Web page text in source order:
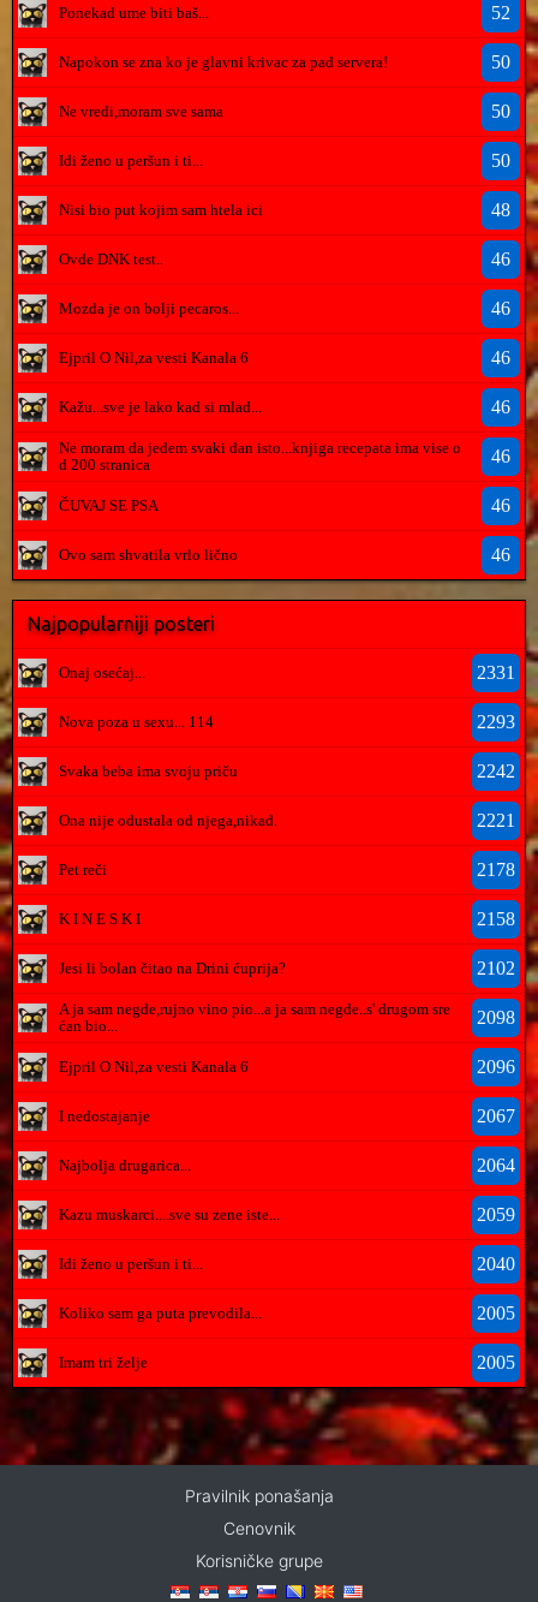
Ponekad ume biti baš... 52
Napokon se zna ko je glavni krivac za pad servera! 50
Ne vredi,moram sve sama 50
Idi ženo u peršun i ti... 50
Nisi bio put kojim sam htela ici 48
Ovde DNK test.. 46
Mozda je on bolji pecaros... 46
Ejpril O Nil,za vesti Kanala 6 46
Kažu...sve je lako kad si mlad... 46
Ne moram da jedem svaki dan isto...knjiga recepata ima vise o
d 200 stranica
46
ČUVAJ SE PSA 46
Ovo sam shvatila vrlo lično 46
Najpopularniji posteri
Onaj osećaj... 2331
Nova poza u sexu... 114 2293
Svaka beba ima svoju priču 2242
Ona nije odustala od njega,nikad. 2221
Pet reči 2178
K I N E S K I 2158
Jesi li bolan čitao na Drini ćuprija? 2102
A ja sam negde,rujno vino pio...a ja sam negde..s' drugom sre
ćan bio...
2098
Ejpril O Nil,za vesti Kanala 6 2096
I nedostajanje 2067
Najbolja drugarica... 2064
Kazu muskarci....sve su zene iste... 2059
Idi ženo u peršun i ti... 2040
Koliko sam ga puta prevodila... 2005
Imam tri želje 2005
Pravilnik ponašanja
Cenovnik
Korisničke grupe